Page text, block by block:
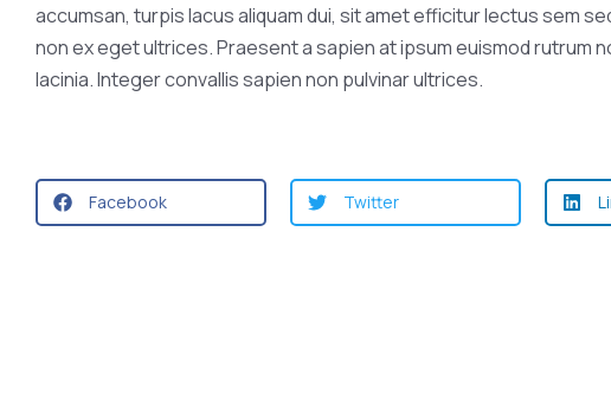
accumsan, turpis lacus aliquam dui, sit amet efficitur lectus sem
non ex eget ultrices. Praesent a sapien at ipsum euismod rutrum
lacinia. Integer convallis sapien non pulvinar ultrices.
Facebook Twitter